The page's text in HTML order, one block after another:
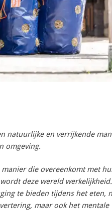
natuurlijke en verrijkende
omgeving.
die overeenkomt met
deze wereld
te bieden tijdens het eten,
maar ook het mentale